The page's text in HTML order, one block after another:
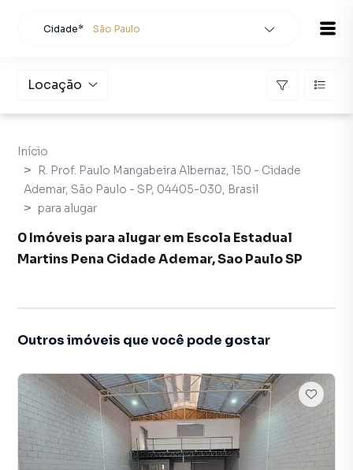
Cidade* São Paulo
Locação
Início
R. Prof. Paulo Mangabeira Albernaz, 150 - Cidade
Ademar, São Paulo - SP, 04405-030, Brasil
para alugar
0 Imóveis para alugar em Escola Estadual
Martins Pena Cidade Ademar, Sao Paulo SP
Outros imóveis que você pode gostar